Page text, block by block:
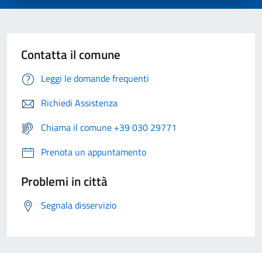
Contatta il comune
Leggi le domande frequenti
Richiedi Assistenza
Chiama il comune +39 030 29771
Prenota un appuntamento
Problemi in città
Segnala disservizio